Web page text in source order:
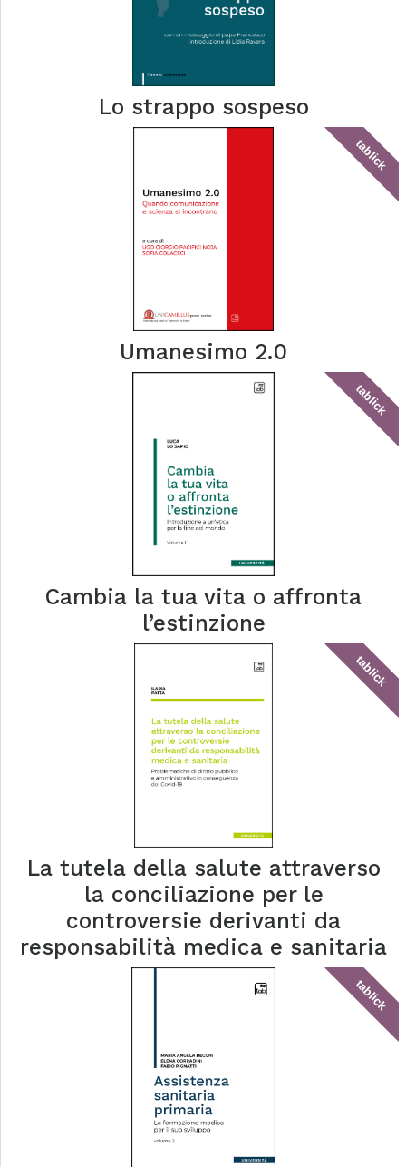
Lo strappo sospeso
tablick
Umanesimo 2.0
tablick
Cambia la tua vita o affronta
l’estinzione
tablick
La tutela della salute attraverso
la conciliazione per le
controversie derivanti da
responsabilità medica e sanitaria
tablick